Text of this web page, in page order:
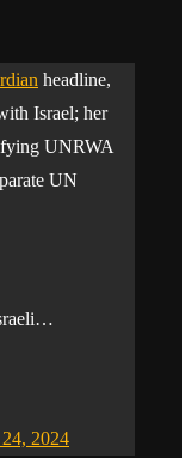
headline,
Israel; her
UNRWA
UN
2024